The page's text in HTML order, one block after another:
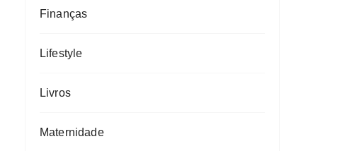
Finanças
Lifestyle
Livros
Maternidade